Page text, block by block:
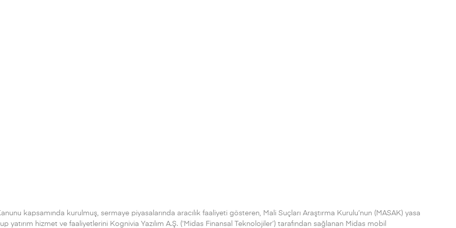
kapsamında kurulmuş, sermaye piyasalarında aracılık faaliyeti gösteren, Mali Suçları Araştırma Kurulu’nun (MASAK) yasa
hizmet ve faaliyetlerini Kognivia Yazılım A.Ş. (‘Midas Finansal Teknolojiler’) tarafından sağlanan Midas mobil